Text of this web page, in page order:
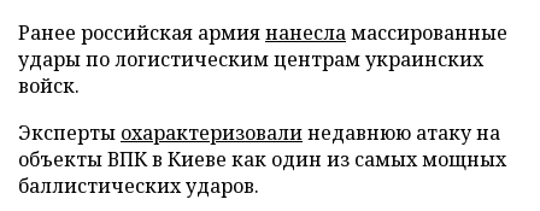
Ранее российская армиянанесламассированные
удары по логистическим центрам украинских
войск.
Эксперты охарактеризовалинедавнюю атаку на
объекты ВПК в Киеве как один из самых мощных
баллистических ударов.